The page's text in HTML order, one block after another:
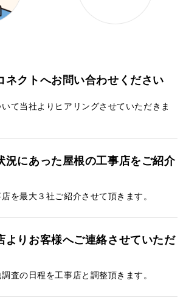
ネクトへお問い合わせください
て当社よりヒアリングさせていただきま
況にあった屋根の工事店をご紹介
を最大３社ご紹介させて頂きます。
よりお客様へご連絡させていただ
査の日程を工事店と調整頂きます。